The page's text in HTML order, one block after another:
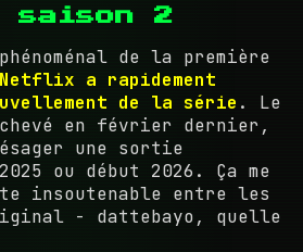
saison 2
de la première
Netflix a rapidement
de la série . Le
en février dernier,
une sortie
ou début 2026. Ça me
insoutenable entre les
- dattebayo, quelle